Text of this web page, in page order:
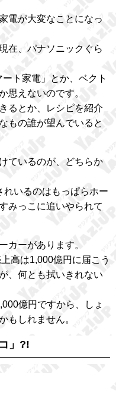
が大変なことになっ
在、パナソニックぐら
ト家電」とか、ベクト
思えないのです。
るとか、レシピを紹介
もの誰が望んでいると
ているのが、どちらか
れいるのはもっぱらホー
みっこに追いやられて
カーがあります。
高は1,000億円に届こう
、何とも拭いきれない
億円ですから、しょ
もしれません。
」?!